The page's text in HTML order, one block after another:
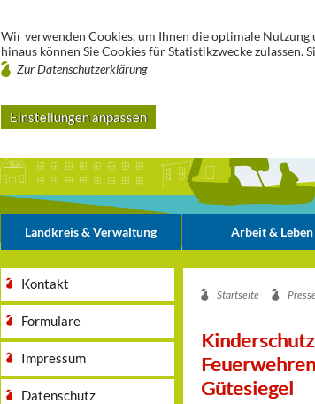
Wir verwenden Cookies, um Ihnen die optimale
hinaus können Sie Cookies für Statistikzwecke zulassen.
Zur Datenschutzerklärung
Einstellungen anpassen
Landkreis & Verwaltung Arbeit & Leben
Kontakt
Formulare
Impressum
Datenschutz
Startseite
Gütesiegel